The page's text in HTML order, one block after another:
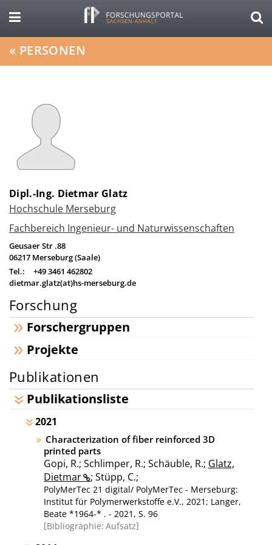
« PERSONEN
Dipl.-Ing. Dietmar Glatz
Hochschule Merseburg
Fachbereich Ingenieur- und Naturwissenschaften
Geusaer Str .88
06217 Merseburg (Saale)
Tel.:
+49 3461 462802
dietmar.glatz(at)hs-merseburg.de
Forschung
Forschergruppen
Projekte
Publikationen
Publikationsliste
2021
Characterization of fiber reinforced 3D
printed parts
Gopi, R.; Schlimper, R.; Schäuble, R.; Glatz,
Dietmar
; Stüpp, C.;
PolyMerTec 21 digital/ PolyMerTec - Merseburg:
Institut für Polymerwerkstoffe e.V., 2021; Langer,
Beate *1964-* . - 2021, S. 96
Bibliographie: Aufsatz